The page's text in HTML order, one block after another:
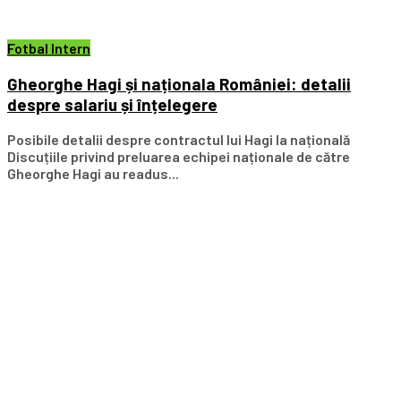
Fotbal Intern
Gheorghe Hagi și naționala României: detalii
despre salariu și înțelegere
Posibile detalii despre contractul lui Hagi la națională
Discuțiile privind preluarea echipei naționale de către
Gheorghe Hagi au readus...